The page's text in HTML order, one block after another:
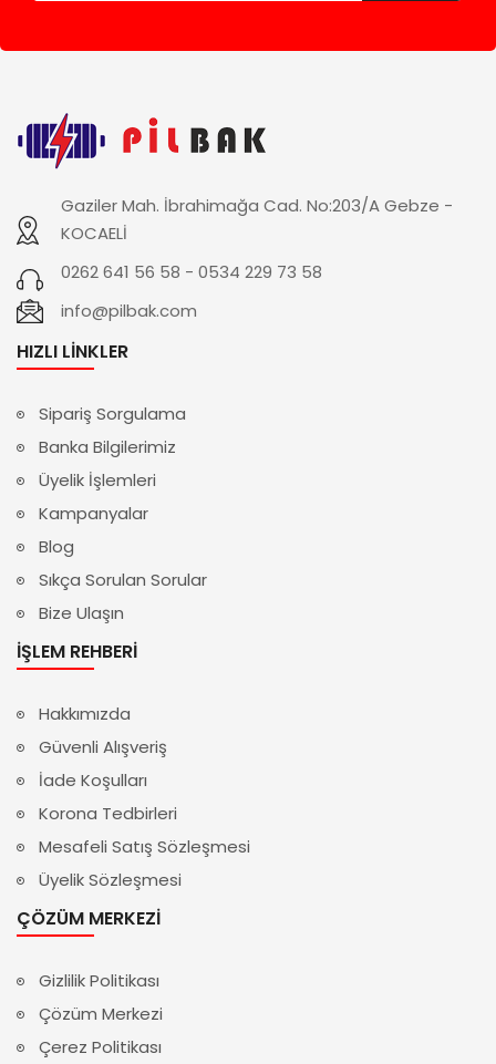
Gaziler Mah. İbrahimağa Cad. No:203/A Gebze -
KOCAELİ
0262 641 56 58 - 0534 229 73 58
info@pilbak.com
HIZLI LINKLER
Sipariş Sorgulama
Banka Bilgilerimiz
Üyelik İşlemleri
Kampanyalar
Blog
Sıkça Sorulan Sorular
Bize Ulaşın
İŞLEM REHBERI
Hakkımızda
Güvenli Alışveriş
İade Koşulları
Korona Tedbirleri
Mesafeli Satış Sözleşmesi
Üyelik Sözleşmesi
ÇÖZÜM MERKEZI
Gizlilik Politikası
Çözüm Merkezi
Çerez Politikası